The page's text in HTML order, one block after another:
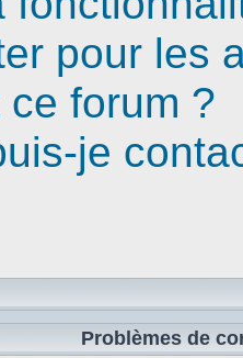
pour les
forum ?
je
Problèmes de